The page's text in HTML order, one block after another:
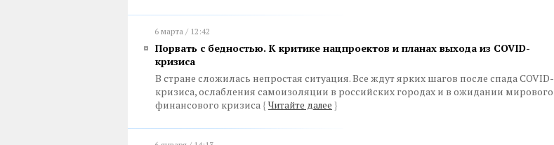
6 марта / 12:42
Порвать с бедностью. К критике нацпроектов и планах выхода из COVID-
кризиса
В стране сложилась непростая ситуация. Все ждут ярких шагов после спада COVID-
кризиса, ослабления самоизоляции в российских городах и в ожидании мирового
финансового кризиса { Читайте далее }